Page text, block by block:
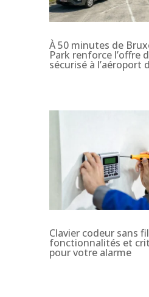
À 50 minutes de
Park renforce l’offre
sécurisé à l’aéroport
Clavier codeur sans
fonctionnalités et
pour votre alarme